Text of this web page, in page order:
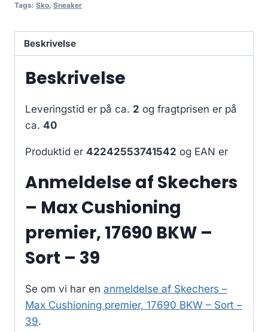
Tags: Sko, Sneaker
Beskrivelse
Beskrivelse
Leveringstid er på ca. 2 og fragtprisen er på
ca. 40
Produktid er 42242553741542 og EAN er
Anmeldelse af Skechers
– Max Cushioning
premier, 17690 BKW –
Sort – 39
Se om vi har en anmeldelse af Skechers –
Max Cushioning premier, 17690 BKW – Sort –
39.